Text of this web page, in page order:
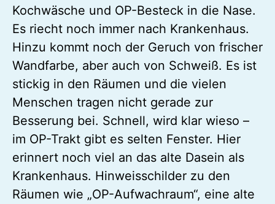
Kochwäsche und OP-Besteck in die Nase.
Es riecht noch immer nach Krankenhaus.
Hinzu kommt noch der Geruch von frischer
Wandfarbe, aber auch von Schweiß. Es ist
stickig in den Räumen und die vielen
Menschen tragen nicht gerade zur
Besserung bei. Schnell, wird klar wieso –
im OP-Trakt gibt es selten Fenster. Hier
erinnert noch viel an das alte Dasein als
Krankenhaus. Hinweisschilder zu den
Räumen wie „OP-Aufwachraum“, eine alte